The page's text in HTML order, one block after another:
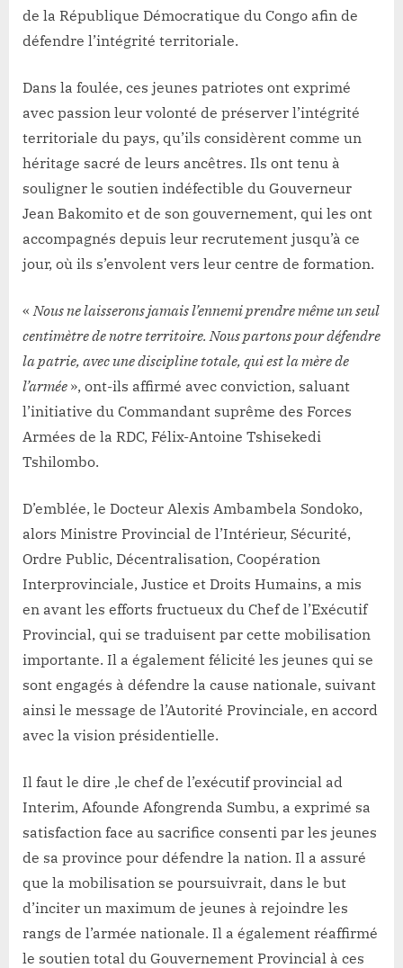
de la République Démocratique du Congo afin de
défendre l’intégrité territoriale.
Dans la foulée, ces jeunes patriotes ont exprimé
avec passion leur volonté de préserver l’intégrité
territoriale du pays, qu’ils considèrent comme un
héritage sacré de leurs ancêtres. Ils ont tenu à
souligner le soutien indéfectible du Gouverneur
Jean Bakomito et de son gouvernement, qui les ont
accompagnés depuis leur recrutement jusqu’à ce
jour, où ils s’envolent vers leur centre de formation.
« Nous ne laisserons jamais l’ennemi prendre même un seul
centimètre de notre territoire. Nous partons pour défendre
la patrie, avec une discipline totale, qui est la mère de
l’armée », ont-ils affirmé avec conviction, saluant
l’initiative du Commandant suprême des Forces
Armées de la RDC, Félix-Antoine Tshisekedi
Tshilombo.
D’emblée, le Docteur Alexis Ambambela Sondoko,
alors Ministre Provincial de l’Intérieur, Sécurité,
Ordre Public, Décentralisation, Coopération
Interprovinciale, Justice et Droits Humains, a mis
en avant les efforts fructueux du Chef de l’Exécutif
Provincial, qui se traduisent par cette mobilisation
importante. Il a également félicité les jeunes qui se
sont engagés à défendre la cause nationale, suivant
ainsi le message de l’Autorité Provinciale, en accord
avec la vision présidentielle.
Il faut le dire ,le chef de l’exécutif provincial ad
Interim, Afounde Afongrenda Sumbu, a exprimé sa
satisfaction face au sacrifice consenti par les jeunes
de sa province pour défendre la nation. Il a assuré
que la mobilisation se poursuivrait, dans le but
d’inciter un maximum de jeunes à rejoindre les
rangs de l’armée nationale. Il a également réaffirmé
le soutien total du Gouvernement Provincial à ces